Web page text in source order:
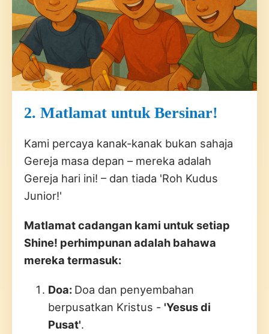
2. Matlamat untuk Bersinar!
Kami percaya kanak-kanak bukan sahaja
Gereja masa depan – mereka adalah
Gereja hari ini! – dan tiada 'Roh Kudus
Junior!'
Matlamat cadangan kami untuk setiap
Shine! perhimpunan adalah bahawa
mereka termasuk:
Doa: Doa dan penyembahan
berpusatkan Kristus - 'Yesus di
Pusat'.